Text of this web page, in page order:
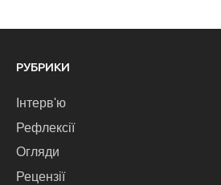
РУБРИКИ
Інтерв'ю
Рефлексії
Огляди
Рецензії